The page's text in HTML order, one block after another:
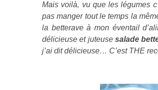
Mais voilà, vu que les légumes
pas manger tout le temps la
la betterave à mon éventail
délicieuse et juteuse salade
j’ai dit délicieuse… C’est THE